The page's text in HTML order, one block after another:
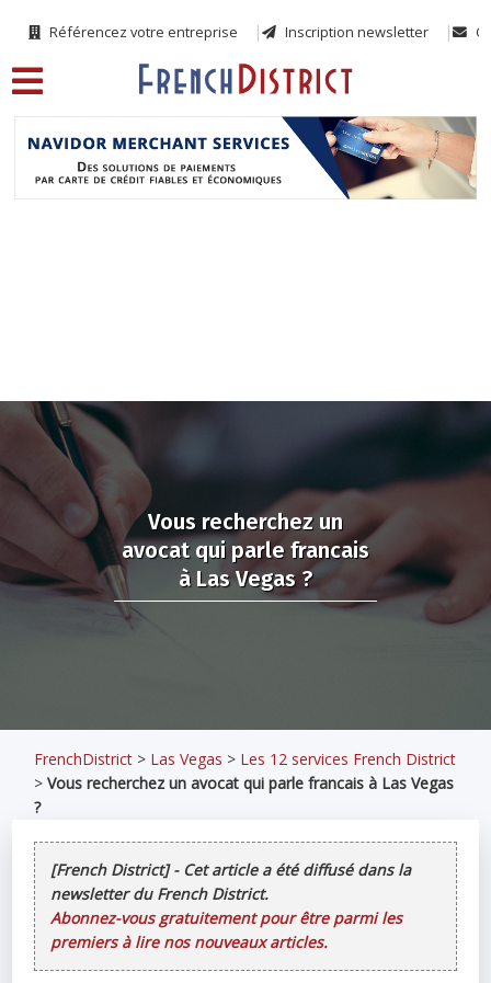
Référencez votre entreprise Inscription newsletter
Vous recherchez un
avocat qui parle francais
à Las Vegas ?
FrenchDistrict > Las Vegas > Les 12 services French District
>Vous recherchez un avocat qui parle francais à Las Vegas
?
[French District] - Cet article a été diffusé dans la
newsletter du French District.
Abonnez-vous gratuitement pour être parmi les
premiers à lire nos nouveaux articles.